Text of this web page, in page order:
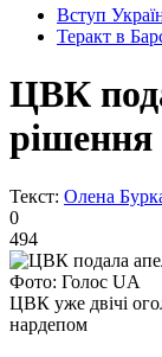
Вступ
Теракт в
ЦВК
рішення
Текст: Олена
0
494
Фото: Голос UA
ЦВК уже двічі
нардепом